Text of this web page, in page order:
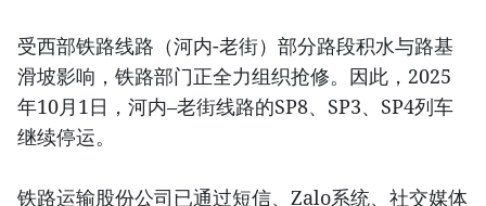
受西部铁路线路（河内-老街）部分路段积水与路基
滑坡影响，铁路部门正全力组织抢修。因此，2025
年10月1日，河内–老街线路的SP8、SP3、SP4列车
继续停运。
铁路运输股份公司已通过短信、Zalo系统、社交媒体